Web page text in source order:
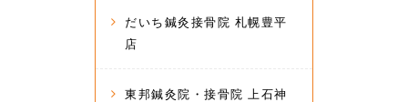
だいち鍼灸接骨院 札幌豊平
店
東邦鍼灸院・接骨院 上石神